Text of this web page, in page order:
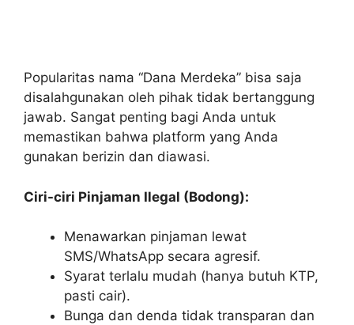
Popularitas nama “Dana Merdeka” bisa saja
disalahgunakan oleh pihak tidak bertanggung
jawab. Sangat penting bagi Anda untuk
memastikan bahwa platform yang Anda
gunakan berizin dan diawasi.
Ciri-ciri Pinjaman Ilegal (Bodong):
Menawarkan pinjaman lewat
SMS/WhatsApp secara agresif.
Syarat terlalu mudah (hanya butuh KTP,
pasti cair).
Bunga dan denda tidak transparan dan